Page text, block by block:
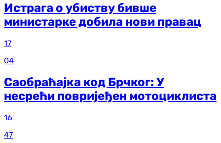
Истрага о убиству бивше
министарке добила нови правац
17
04
Саобраћајка код Брчког: У
несрећи повријеђен мотоциклиста
16
47